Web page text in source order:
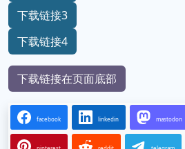
下载链接3
下载链接4
下载链接在页面底部
facebook linkedin mastodon